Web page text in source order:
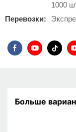
1000
Перевозки:
Больше